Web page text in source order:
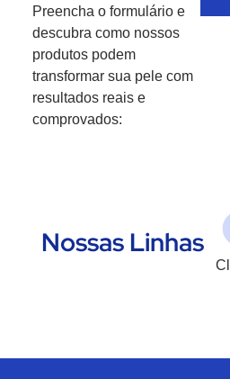
Preencha o formulário e
descubra como nossos
produtos podem
transformar sua pele com
resultados reais e
comprovados:
Nossas Linhas